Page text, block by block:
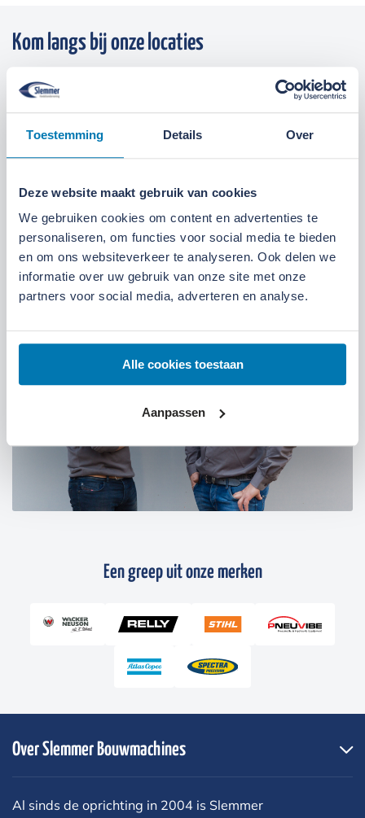
Toestemming Details Over
Deze website maakt gebruik van cookies
We gebruiken cookies om content en advertenties te
personaliseren, om functies voor social media te bieden
en om ons websiteverkeer te analyseren. Ook delen we
informatie over uw gebruik van onze site met onze
partners voor social media, adverteren en analyse.
Alle cookies toestaan
Aanpassen
Kom langs bij onze locaties
Locatie Ede
We zijn gevestigd aan deBroeksteeg 1 in Ede.
Maandag t/m zaterdag open. Bereikbaar via
07:00 tot 17:30 uur Maandag t/m vrijdag
07:30 tot 12:00 uur Zaterdag
Een greep uit onze merken
Over Slemmer Bouwmachines
Al sinds de oprichting in 2004 is Slemmer